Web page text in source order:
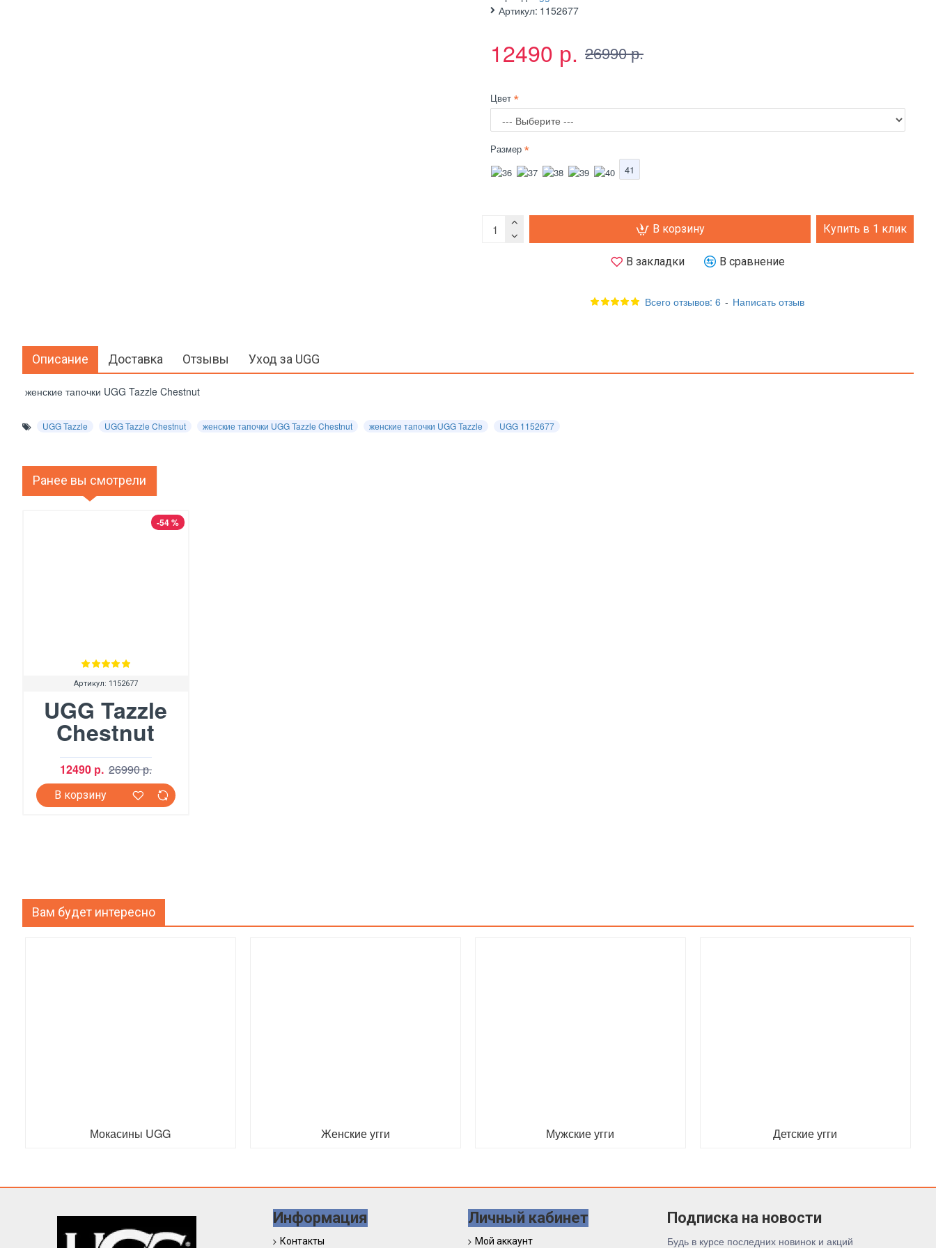
Артикул: 1152677
Всего отзывов: 6 - Написать отзыв
12490 р. 26990 р.
Цвет
Размер
41
В корзину Купить в 1 клик
В закладки В сравнение
Описание Доставка Отзывы Уход за UGG
женские тапочки UGG Tazzle Chestnut
UGG Tazzle UGG Tazzle Chestnut женские тапочки UGG Tazzle Chestnut женские тапочки UGG Tazzle UGG 1152677
Ранее вы смотрели
-54 %
Артикул: 1152677
UGG Tazzle
Chestnut
12490 р. 26990 р.
В корзину
Вам будет интересно
Мокасины UGG Женские угги Мужские угги Детские угги
Информация
Контакты
Личный кабинет
Мой аккаунт
Подписка на новости
Будь в курсе последних новинок и акций